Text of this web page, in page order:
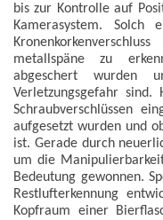
bis zur Kontrolle auf
Kamerasystem.
metallspäne zu
abgeschert wurden
Verletzungsgefahr sind.
Schraubverschlüssen
aufgesetzt wurden und
ist. Gerade durch
um die
Bedeutung gewonnen.
Restlufterkennung
Kopfraum einer